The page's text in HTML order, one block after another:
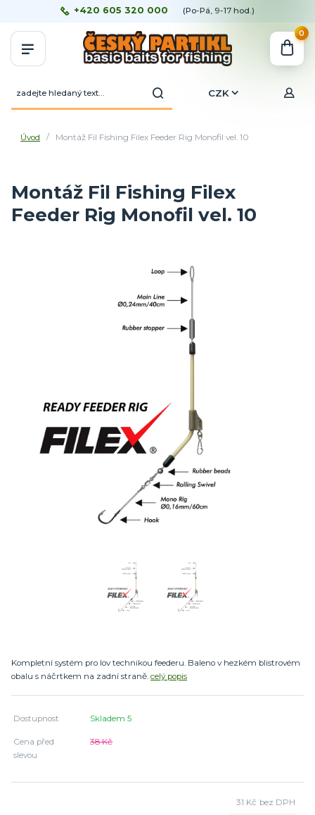
CZK
+420 605 320 000 (Po-Pá, 9-17 hod.)
0
Úvod Montáž Fil Fishing Filex Feeder Rig Monofil vel. 10
Montáž Fil Fishing Filex
Feeder Rig Monofil vel. 10
Kompletní systém pro lov technikou feederu. Baleno v hezkém blistrovém
obalu s náčrtkem na zadní straně. celý popis
Dostupnost Skladem 5
Cena před
slevou
38 Kč
31 Kč bez DPH